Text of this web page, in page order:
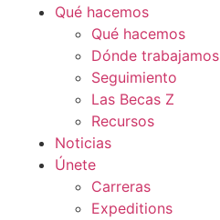
Qué hacemos
Qué hacemos
Dónde trabajamos
Seguimiento
Las Becas Z
Recursos
Noticias
Únete
Carreras
Expeditions